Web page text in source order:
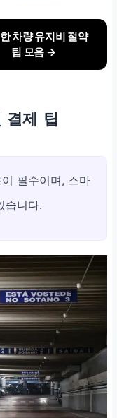
차량 유지비 절약
팁 모음 →
결제 팁
필수이며, 스마
습니다.